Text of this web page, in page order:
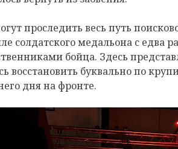
проследить весь путь
солдатского медальона с едва
бойца. Здесь
восстановить буквально по
дня на фронте.